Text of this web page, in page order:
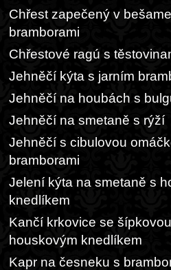
Chřest zapečený v
bramborami
Chřestové ragú s
Jehněčí kýta s jarním
Jehněčí na houbách s
Jehněčí na smetaně s rýží
Jehněčí s cibulovou
bramborami
Jelení kýta na smetaně s
knedlíkem
Kančí krkovice se
houskovým knedlíkem
Kapr na česneku s